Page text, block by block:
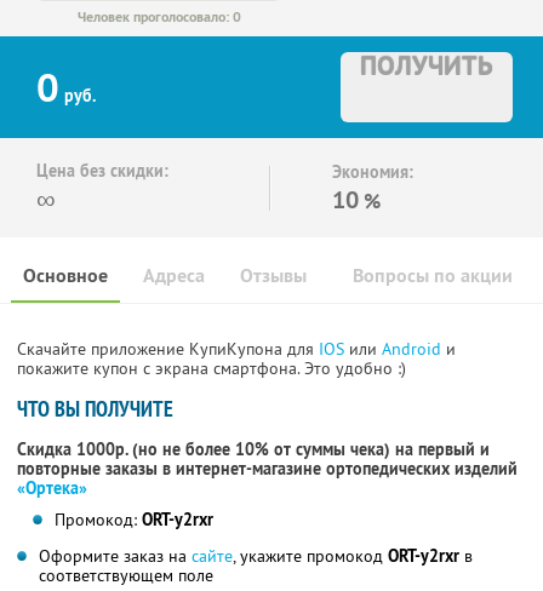
Человек проголосовало: 0
0 руб.
ПОЛУЧИТЬ
Цена без скидки:
∞
Экономия:
10 %
Основное Отзывы Вопросы по акции
Адреса
Скачайте приложение КупиКупона для IOS или Android и
покажите купон с экрана смартфона. Это удобно :)
ЧТО ВЫ ПОЛУЧИТЕ
Скидка 1000р. (но не более 10% от суммы чека) на первый и
повторные заказы в интернет-магазине ортопедических изделий
«Ортека»
Промокод: ORT-y2rxr
Оформите заказ на сайте, укажите промокод ORT-y2rxr в
соответствующем поле